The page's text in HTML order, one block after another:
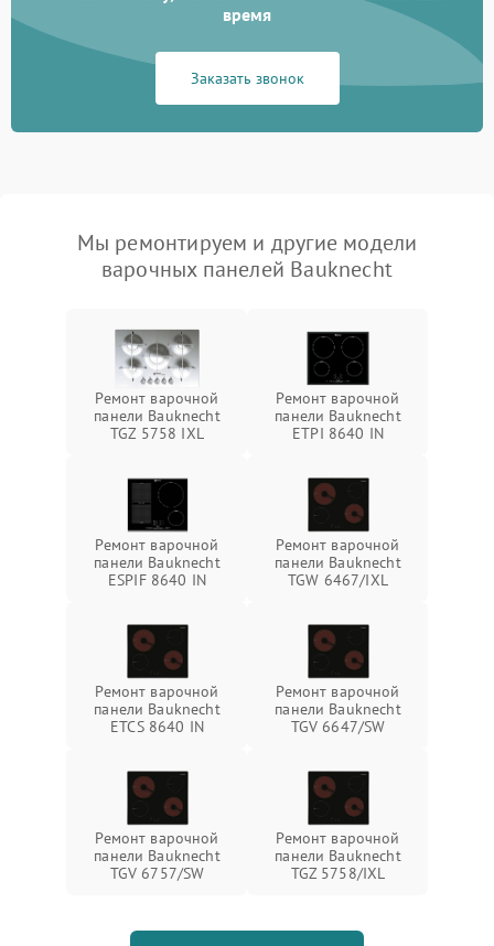
время
Заказать звонок
Мы ремонтируем и другие модели
варочных панелей Bauknecht
Ремонт варочной
панели Bauknecht
TGZ 5758 IXL
Ремонт варочной
панели Bauknecht
ETPI 8640 IN
Ремонт варочной
панели Bauknecht
ESPIF 8640 IN
Ремонт варочной
панели Bauknecht
TGW 6467/IXL
Ремонт варочной
панели Bauknecht
ETCS 8640 IN
Ремонт варочной
панели Bauknecht
TGV 6647/SW
Ремонт варочной
панели Bauknecht
TGV 6757/SW
Ремонт варочной
панели Bauknecht
TGZ 5758/IXL